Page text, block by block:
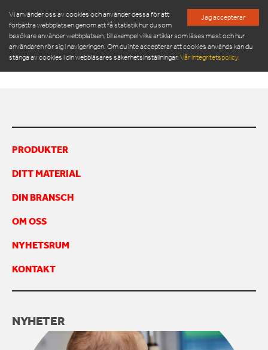
Jag accepterar
Vi använder oss av cookies och använder dessa för att
förbättra webbplatsen genom att få statistik hur du som
besökare använder webbplatsen, till exempel vilka artiklar som läses mest och hur
användaren rör sig i navigeringen. Om du inte accepterar att cookies används kan du
stänga av cookies i din webbläsares säkerhetsinställningar.Vår integritetspolicy.
SERVICE & RESERVDELAR
NYHETSRUM
OM OSS
MÖT VÅR LEDNINGSGRUPP
INSPIRATION
FINANSIERING
ARBETA HOS OSS
KONTAKTA OSS
3325 SPACE4
PRODUKTER
DITT MATERIAL
DIN BRANSCH
OM OSS
NYHETSRUM
KONTAKT
NYHETER